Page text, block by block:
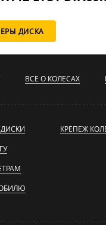
ДИСКА
ВСЕ О КОЛЕСАХ
КРЕПЕЖ